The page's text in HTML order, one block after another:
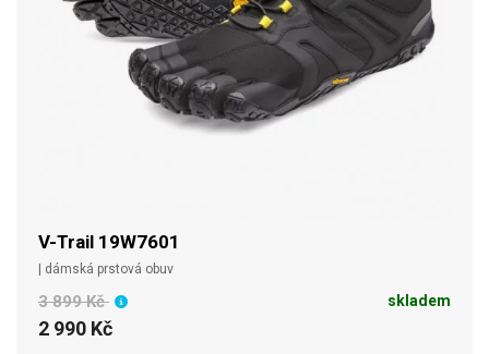
V-Trail 19W7601
| dámská prstová obuv
3 899 Kč
2 990 Kč
skladem